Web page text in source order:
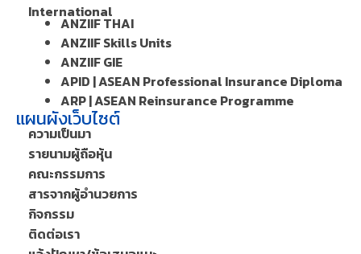
International
ANZIIF THAI
ANZIIF Skills Units
ANZIIF GIE
APID | ASEAN Professional Insurance Diploma
ARP | ASEAN Reinsurance Programme
แผนผังเว็บไซต์
ความเป็นมา
รายนามผู้ถือหุ้น
คณะกรรมการ
สารจากผู้อำนวยการ
กิจกรรม
ติดต่อเรา